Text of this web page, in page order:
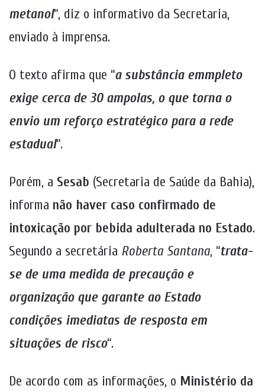
metanol“, diz o informativo da Secretaria,
enviado à imprensa.
O texto afirma que “a substância emmpleto
exige cerca de 30 ampolas, o que torna o
envio um reforço estratégico para a rede
estadual“.
Porém, a Sesab (Secretaria de Saúde da Bahia),
informa não haver caso confirmado de
intoxicação por bebida adulterada no Estado.
Segundo a secretária Roberta Santana, “trata-
se de uma medida de precaução e
organização que garante ao Estado
condições imediatas de resposta em
situações de risco“.
De acordo com as informações, o Ministério da